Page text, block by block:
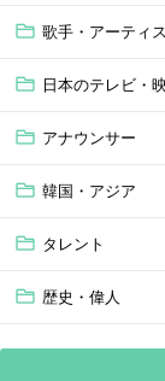
歌手・アーティ
日本のテレビ・
アナウンサー
韓国・アジア
タレント
歴史・偉人